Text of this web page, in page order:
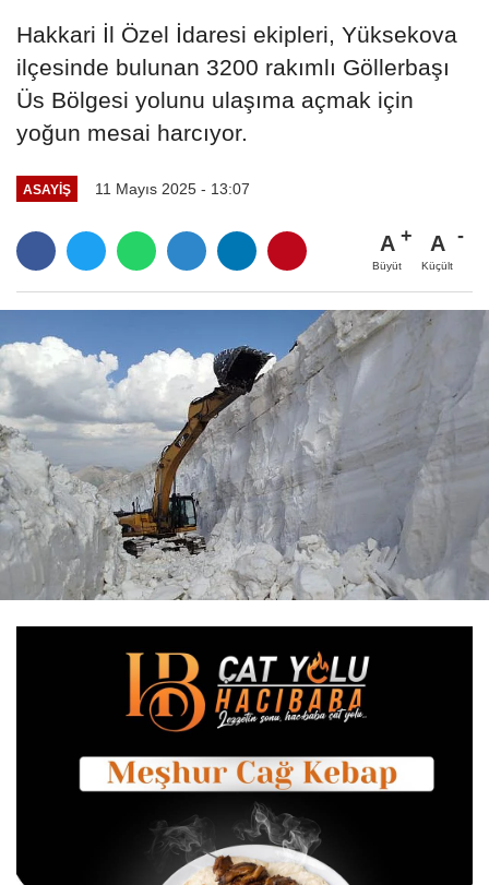
Hakkari İl Özel İdaresi ekipleri, Yüksekova
ilçesinde bulunan 3200 rakımlı Göllerbaşı
Üs Bölgesi yolunu ulaşıma açmak için
yoğun mesai harcıyor.
ASAYİŞ 11 Mayıs 2025 - 13:07
A
Büyüt
A
Küçült